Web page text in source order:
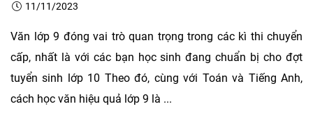
11/11/2023
Văn lớp 9 đóng vai trò quan trọng trong các kì thi chuyển
cấp, nhất là với các bạn học sinh đang chuẩn bị cho đợt
tuyển sinh lớp 10 Theo đó, cùng với Toán và Tiếng Anh,
cách học văn hiệu quả lớp 9 là ...